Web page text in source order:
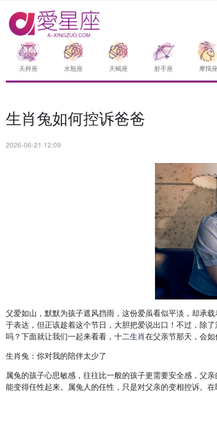
天枰座 水瓶座 天蝎座 射手座 摩羯
生肖兔如何控诉爸爸
2026-06-21 12:09
父爱如山，默默为孩子遮风挡雨，这份爱虽看似平淡，却承
于表达，但正该趁着这个节日，大胆把爱说出口！不过，除
吗？下面就让我们一起来看看，十二生肖在父亲节那天，会
生肖兔：你对我的陪伴太少了
属兔的孩子心思敏感，往往比一般的孩子更需要安全感，父
能变得任性起来。属兔人的任性，只是对父亲的变相控诉。